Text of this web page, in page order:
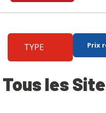
TYPE Prix
Tous les